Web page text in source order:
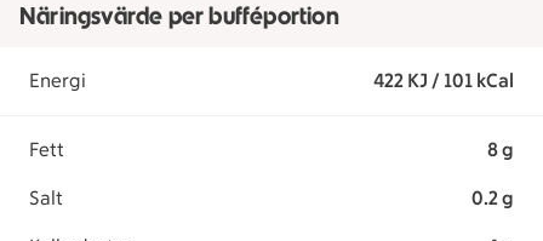
Näringsvärde per bufféportion
Energi 422 KJ / 101 kCal
Fett 8 g
Salt 0.2 g